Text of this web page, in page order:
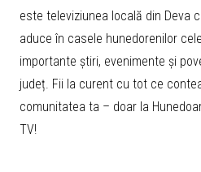
© Copyright by Hunedoara1tv.ro |